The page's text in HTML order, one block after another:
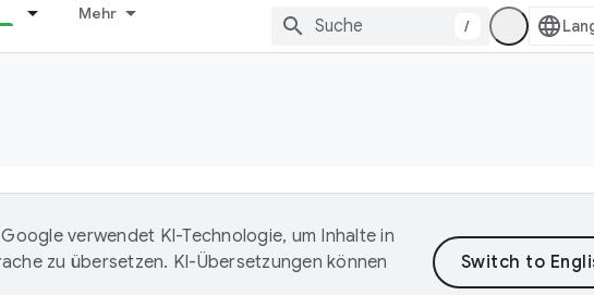
Mehr
/
Google verwendet KI-Technologie, um Inhalte in
zu übersetzen. KI-Übersetzungen können